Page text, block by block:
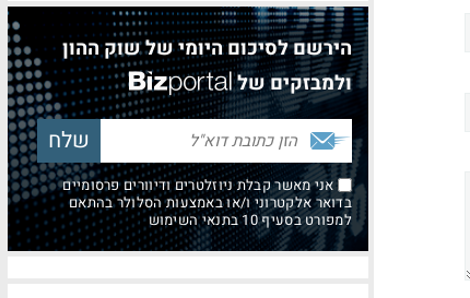
הירשם לסיכום היומי של שוק ההון
ולמבזקים של
אני מאשר קבלת ניוזלטרים ודיוורים פרסומיים
בדואר אלקטרוני ו/או באמצעות הסלולר בהתאם
למפורט בסעיף 10 בתנאי השימוש